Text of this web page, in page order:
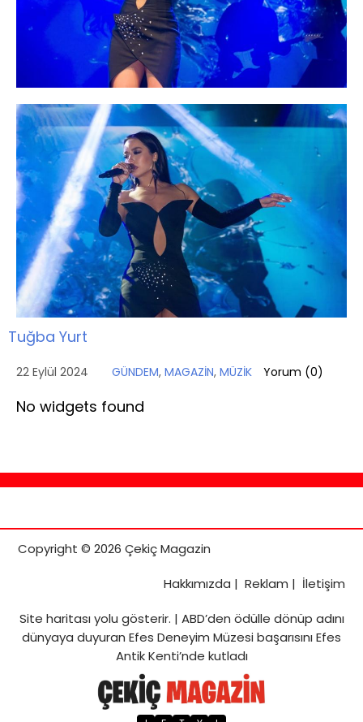
Tuğba Yurt
22 Eylül 2024 GÜNDEM, MAGAZİN, MÜZİK Yorum (0)
No widgets found
Copyright © 2026 Çekiç Magazin
Hakkımızda | Reklam | İletişim
Site haritasıyolu gösterir. | ABD’den ödülle dönüp adını
dünyaya duyuran Efes Deneyim Müzesi başarısını Efes
Antik Kenti’nde kutladı